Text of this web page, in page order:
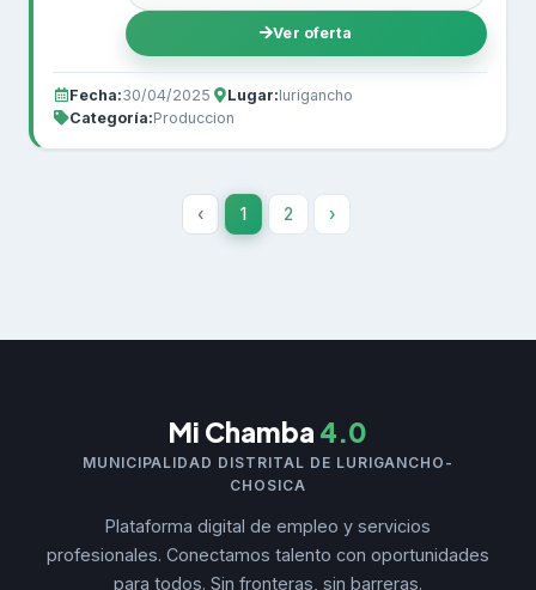
Ver oferta
Fecha:30/04/2025 Lugar:lurigancho
Categoría:Produccion
‹ 1 2 ›
Mi Chamba 4.0
MUNICIPALIDAD DISTRITAL DE LURIGANCHO-
CHOSICA
Plataforma digital de empleo y servicios
profesionales. Conectamos talento con oportunidades
para todos. Sin fronteras, sin barreras.